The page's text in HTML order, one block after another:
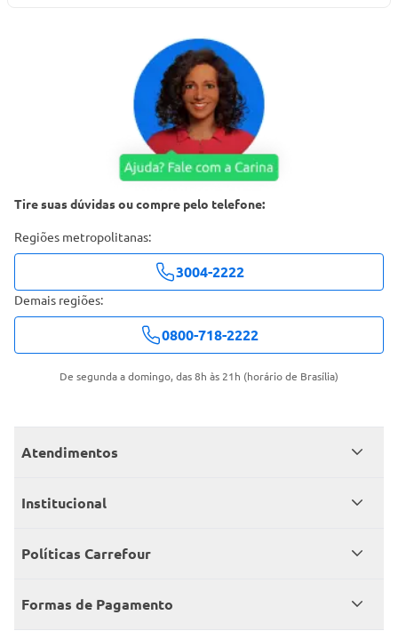
Tire suas dúvidas ou compre pelo telefone:
Regiões metropolitanas:
3004-2222
Demais regiões:
0800-718-2222
De segunda a domingo, das 8h às 21h (horário de Brasília)
Atendimentos
Meus pedidos
Consumidor.gov
Institucional
Grupo Carrefour Brasil
Produtos Carrefour
Políticas Carrefour
Políticas de entregas
Formas de Pagamento